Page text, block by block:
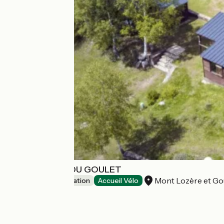
LES CHALETS DU GOULET
Group accommodation Accueil Vélo Mont Lozère et